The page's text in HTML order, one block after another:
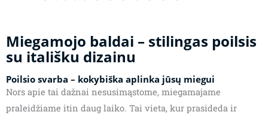
Miegamojo baldai – stilingas poilsis
su itališku dizainu
Poilsio svarba – kokybiška aplinka jūsų miegui
Nors apie tai dažnai nesusimąstome, miegamajame
praleidžiame itin daug laiko. Tai vieta, kur prasideda ir